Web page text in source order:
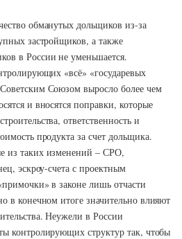
обманутых дольщиков из-за
застройщиков, а также
в России не уменьшается.
«всё» «государевых
Союзом выросло более чем
и вносятся поправки, которые
ответственность и
продукта за счет дольщика.
из таких изменений – СРО,
эскроу-счета с проектным
в законе лишь отчасти
в конечном итоге значительно влияют
Неужели в России
контролирующих структур так, чтобы